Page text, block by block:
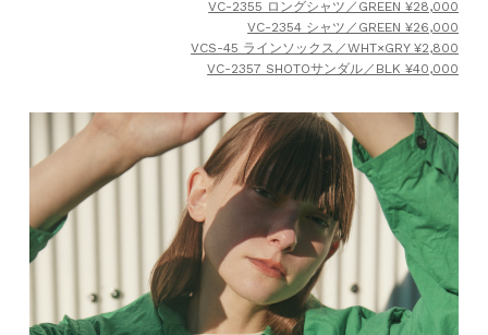
VC-2355 ロングシャツ／GREEN ¥28,000
VC-2354 シャツ／GREEN ¥26,000
VCS-45 ラインソックス／WHT×GRY ¥2,800
VC-2357 SHOTOサンダル／BLK ¥40,000